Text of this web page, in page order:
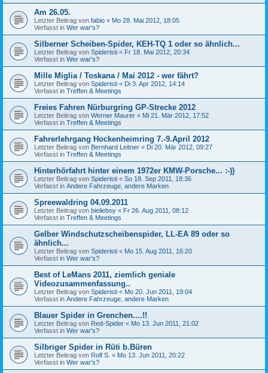
Am 26.05.
Letzter Beitrag von fabio « Mo 28. Mai 2012, 18:05
Verfasst in Wer war's?
Silberner Scheiben-Spider, KEH-TQ 1 oder so ähnlich...
Letzter Beitrag von Spideristi « Fr 18. Mai 2012, 20:34
Verfasst in Wer war's?
Mille Miglia / Toskana / Mai 2012 - wer fährt?
Letzter Beitrag von Spideristi « Di 3. Apr 2012, 14:14
Verfasst in Treffen & Meetings
Freies Fahren Nürburgring GP-Strecke 2012
Letzter Beitrag von Werner Maurer « Mi 21. Mär 2012, 17:52
Verfasst in Treffen & Meetings
Fahrerlehrgang Hockenheimring 7.-9.April 2012
Letzter Beitrag von Bernhard Leitner « Di 20. Mär 2012, 09:27
Verfasst in Treffen & Meetings
Hinterhörfahrt hinter einem 1972er KMW-Porsche... :-))
Letzter Beitrag von Spideristi « So 18. Sep 2011, 18:36
Verfasst in Andere Fahrzeuge, andere Marken
Spreewaldring 04.09.2011
Letzter Beitrag von bielieboy « Fr 26. Aug 2011, 08:12
Verfasst in Treffen & Meetings
Gelber Windschutzscheibenspider, LL-EA 89 oder so
ähnlich...
Letzter Beitrag von Spideristi « Mo 15. Aug 2011, 16:20
Verfasst in Wer war's?
Best of LeMans 2011, ziemlich geniale
Videozusammenfassung..
Letzter Beitrag von Spideristi « Mo 20. Jun 2011, 19:04
Verfasst in Andere Fahrzeuge, andere Marken
Blauer Spider in Grenchen....!!
Letzter Beitrag von Red-Spider « Mo 13. Jun 2011, 21:02
Verfasst in Wer war's?
Silbriger Spider in Rüti b.Büren
Letzter Beitrag von Rolf S. « Mo 13. Jun 2011, 20:22
Verfasst in Wer war's?